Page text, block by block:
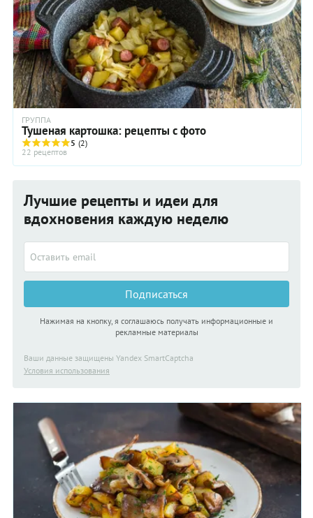
ГРУППА
Тушеная картошка: рецепты с фото
5 (2)
22 рецептов
Лучшие рецепты и идеи для
вдохновения каждую неделю
Подписаться
Нажимая на кнопку, я соглашаюсь получать информационные и
рекламные материалы
Ваши данные защищены Yandex SmartCaptcha
Условия использования